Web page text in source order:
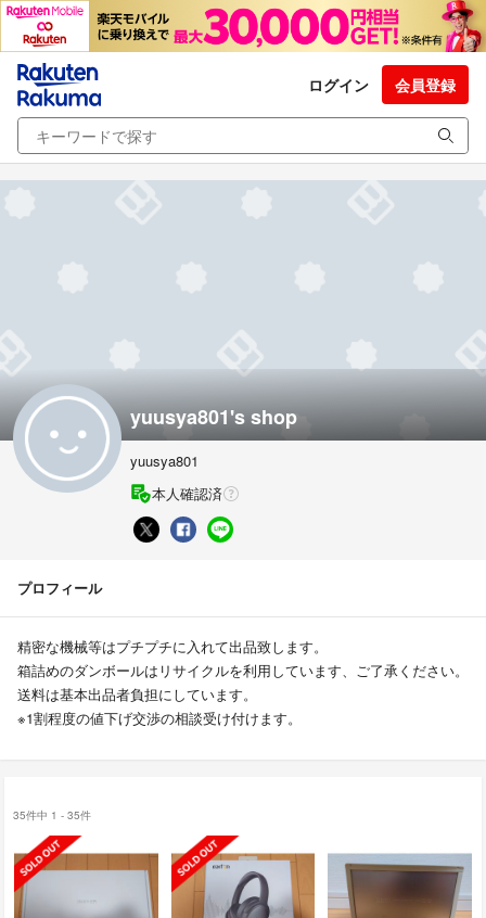
ログイン 会員登録
yuusya801's shop
yuusya801
本人確認済
プロフィール
精密な機械等はプチプチに入れて出品致します。
箱詰めのダンボールはリサイクルを利用しています、ご了承ください。
送料は基本出品者負担にしています。
※1割程度の値下げ交渉の相談受け付けます。
35件中 1 - 35件